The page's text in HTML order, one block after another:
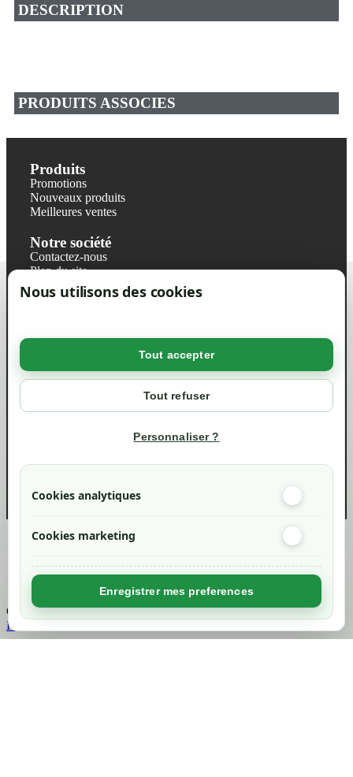
Nous utilisons des cookies
Tout accepter
Tout refuser
Personnaliser ?
Cookies analytiques
Cookies marketing
Enregistrer mes preferences
DESCRIPTION
PRODUITS ASSOCIES
Produits
Promotions
Nouveaux produits
Meilleures ventes
Notre société
Contactez-nous
Plan du site
Magasin
Mentions légales
Politique de confidentialité RGPD
Votre compte
info@green-tech-shop.com
Created byNageoconcept
Chargement...
Retour en haut